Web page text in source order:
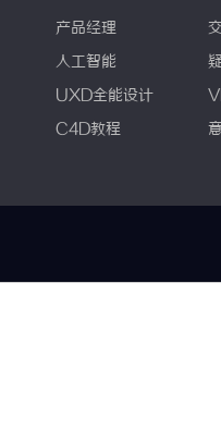
产品经理
人工智能
UXD全能设计
C4D教程